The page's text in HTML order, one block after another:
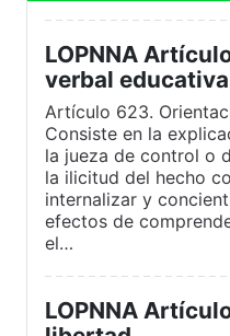
LOPNNA
verbal
Artículo 623.
Consiste en la
la jueza de control o
la ilicitud del hecho
internalizar y
efectos de
el…
LOPNNA